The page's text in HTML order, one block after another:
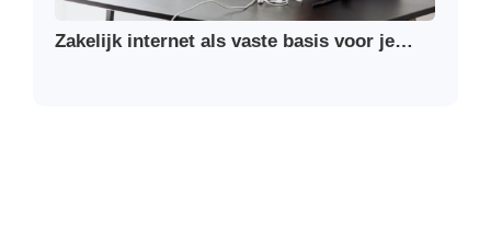
Zakelijk internet als vaste basis voor je…